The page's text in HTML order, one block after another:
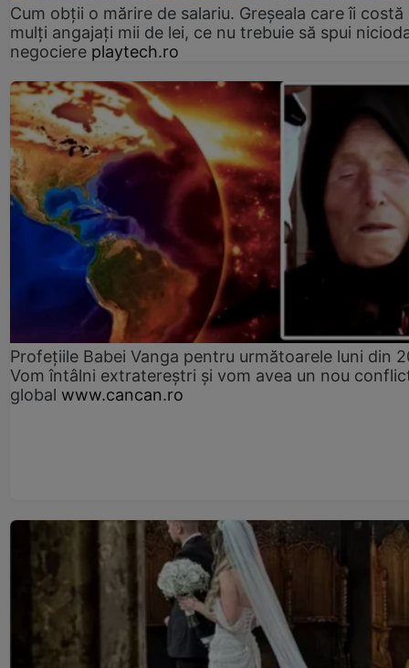
Cum obții o mărire de salariu. Greșeala care îi costă
mulți angajați mii de lei, ce nu trebuie să spui
negociere playtech.ro
Profețiile Babei Vanga pentru următoarele luni din
Vom întâlni extratereștri și vom avea un nou
global www.cancan.ro